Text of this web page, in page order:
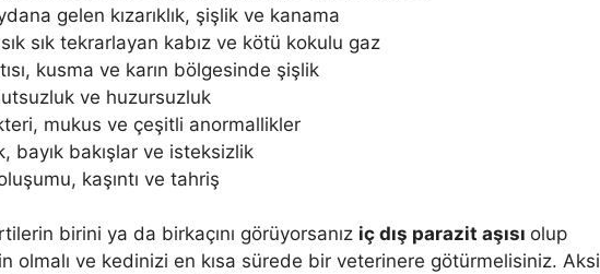
gelen kızarıklık, şişlik ve kanama
sık tekrarlayan kabız ve kötü kokulu gaz
kusma ve karın bölgesinde şişlik
ve huzursuzluk
mukus ve çeşitli anormallikler
bayık bakışlar ve isteksizlik
kaşıntı ve tahriş
birini ya da birkaçını görüyorsanız iç dış parazit aşısı olup
olmalı ve kedinizi en kısa sürede bir veterinere götürmelisiniz. Aksi